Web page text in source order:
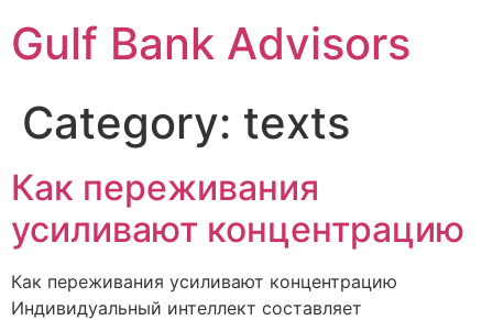
Gulf Bank Advisors
Category: texts
Как переживания
усиливают концентрацию
Как переживания усиливают концентрацию
Индивидуальный интеллект составляет